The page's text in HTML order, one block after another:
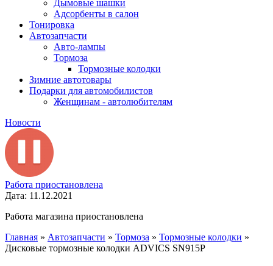
Дымовые шашки
Адсорбенты в салон
Тонировка
Автозапчасти
Авто-лампы
Тормоза
Тормозные колодки
Зимние автотовары
Подарки для автомобилистов
Женщинам - автолюбителям
Новости
Работа приостановлена
Дата: 11.12.2021
Работа магазина приостановлена
Главная » Автозапчасти » Тормоза » Тормозные колодки »
Дисковые тормозные колодки ADVICS SN915P